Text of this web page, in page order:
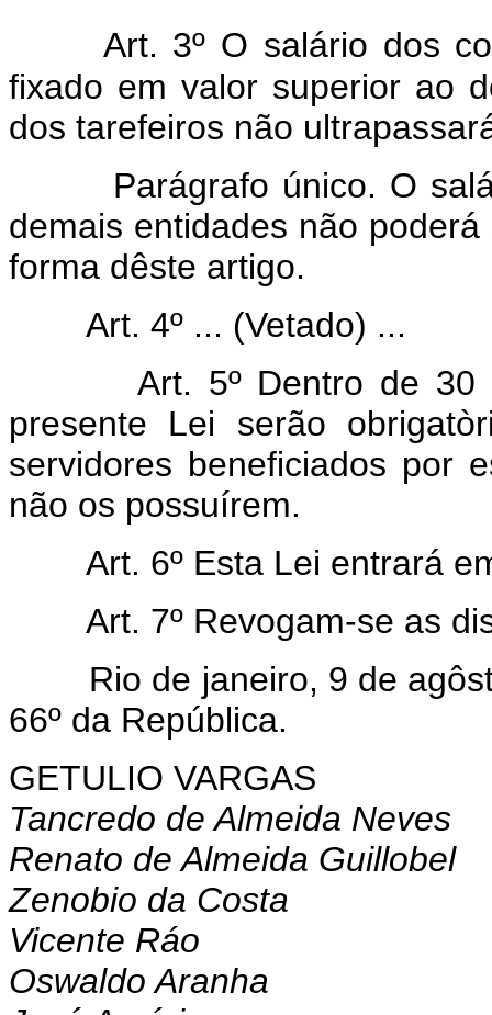
Art. 3º O salário dos
fixado em valor superior ao
dos tarefeiros não
Parágrafo único. O
demais entidades não
forma dêste artigo.
Art. 4º ... (Vetado) ...
Art. 5º Dentro de
presente Lei serão
servidores beneficiados por
não os possuírem.
Art. 6º Esta Lei entrará
Art. 7º Revogam-se as
Rio de janeiro, 9 de
66º da República.
GETULIO VARGAS
Tancredo de Almeida Neves
Renato de Almeida Guillobel
Zenobio da Costa
Vicente Ráo
Oswaldo Aranha